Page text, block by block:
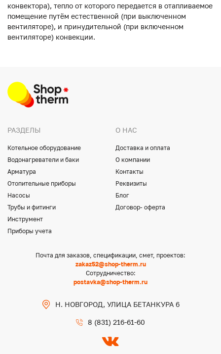
конвектора), тепло от которого передается в отапливаемое
помещение путём естественной (при выключенном
вентиляторе), и принудительной (при включенном
вентиляторе) конвекции.
РАЗДЕЛЫ
Котельное оборудование
Водонагреватели и баки
Арматура
Отопительные приборы
Насосы
Трубы и фитинги
Инструмент
Приборы учета
О НАС
Доставка и оплата
О компании
Контакты
Реквизиты
Блог
Договор- оферта
Почта для заказов, спецификации, смет, проектов:
zakaz52@shop-therm.ru
Сотрудничество:
postavka@shop-therm.ru
Н. НОВГОРОД, УЛИЦА БЕТАНКУРА 6
8 (831) 216-61-60